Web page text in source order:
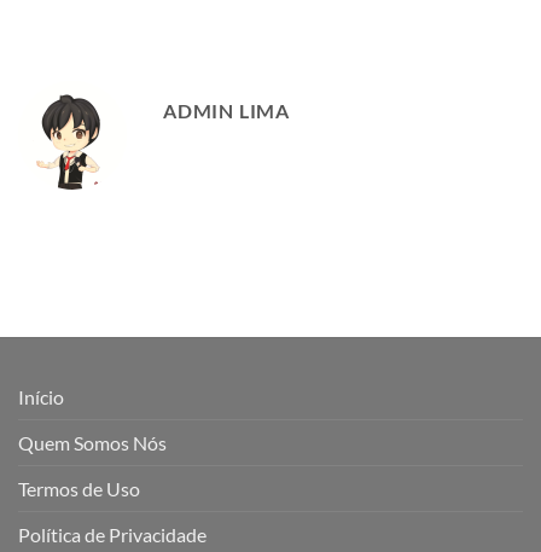
ADMIN LIMA
Início
Quem Somos Nós
Termos de Uso
Política de Privacidade